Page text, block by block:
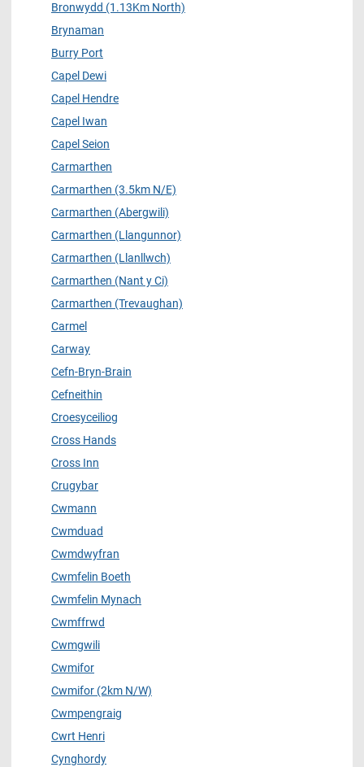
Bronwydd (1.13Km North)
Brynaman
Burry Port
Capel Dewi
Capel Hendre
Capel Iwan
Capel Seion
Carmarthen
Carmarthen (3.5km N/E)
Carmarthen (Abergwili)
Carmarthen (Llangunnor)
Carmarthen (Llanllwch)
Carmarthen (Nant y Ci)
Carmarthen (Trevaughan)
Carmel
Carway
Cefn-Bryn-Brain
Cefneithin
Croesyceiliog
Cross Hands
Cross Inn
Crugybar
Cwmann
Cwmduad
Cwmdwyfran
Cwmfelin Boeth
Cwmfelin Mynach
Cwmffrwd
Cwmgwili
Cwmifor
Cwmifor (2km N/W)
Cwmpengraig
Cwrt Henri
Cynghordy